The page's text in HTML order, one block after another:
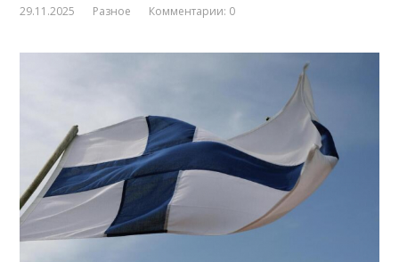
29.11.2025 Разное Комментарии: 0